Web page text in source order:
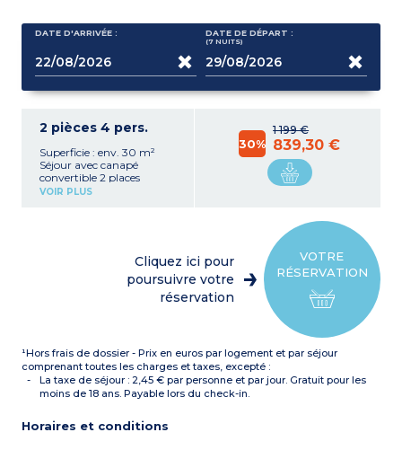
DATE D'ARRIVÉE : DATE DE DÉPART :
(7 NUITS)
2 pièces 4 pers.
Superficie : env. 30 m²
Séjour avec canapé
convertible 2 places
Kitchenette équipée
1 chambre cabine avec 2
Salle de douche avec WC et
VOIR PLUS
1 199 €
30% 839,30 €
VOTRE
RÉSERVATION
Cliquez ici pour
poursuivre votre
réservation
¹Hors frais de dossier - Prix en euros par logement et par séjour
comprenant toutes les charges et taxes, excepté :
La taxe de séjour : 2,45 € par personne et par jour. Gratuit pour les
moins de 18 ans. Payable lors du check-in.
Horaires et conditions